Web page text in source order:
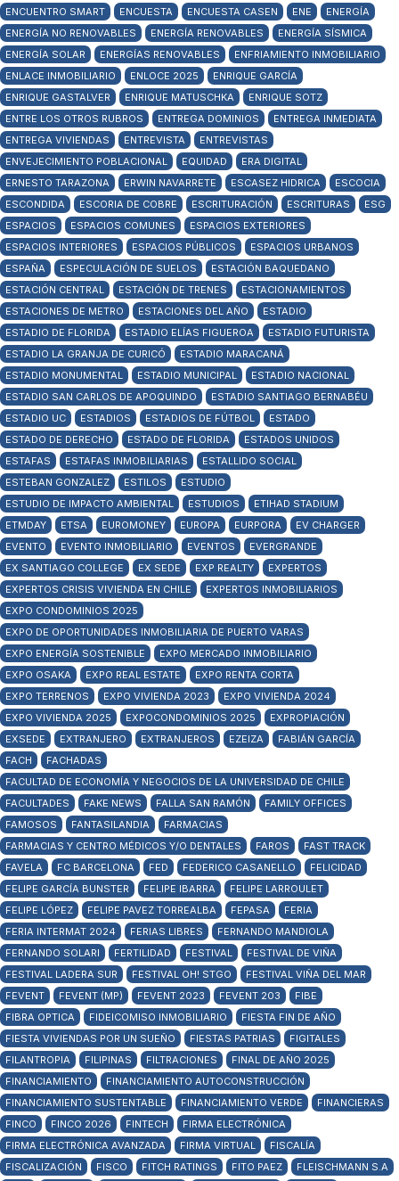
ENCUENTRO SMART
ENCUESTA ENCUESTA CASEN ENE
ENERGÍA
ENERGÍA NO RENOVABLES
ENERGÍA RENOVABLES
ENERGÍA SÍSMICA
ENERGÍA SOLAR
ENERGÍAS RENOVABLES
ENFRIAMIENTO INMOBILIARIO
ENLACE INMOBILIARIO
ENLOCE 2025
ENRIQUE GARCÍA
ENRIQUE GASTALVER
ENRIQUE MATUSCHKA
ENRIQUE SOTZ
ENTRE LOS OTROS RUBROS
ENTREGA DOMINIOS
ENTREGA INMEDIATA
ENTREGA VIVIENDAS
ENTREVISTA
ENTREVISTAS
ENVEJECIMIENTO POBLACIONAL
EQUIDAD
ERA DIGITAL
ERNESTO TARAZONA
ERWIN NAVARRETE ESCASEZ HIDRICA
ESCOCIA
ESCONDIDA
ESCORIA DE COBRE ESCRITURACIÓN ESCRITURAS
ESG
ESPACIOS
ESPACIOS COMUNES
ESPACIOS EXTERIORES
ESPACIOS INTERIORES
ESPACIOS PÚBLICOS
ESPACIOS URBANOS
ESPAÑA
ESPECULACIÓN DE SUELOS
ESTACIÓN BAQUEDANO
ESTACIÓN CENTRAL
ESTACIÓN DE TRENES
ESTACIONAMIENTOS
ESTACIONES DE METRO
ESTACIONES DEL AÑO
ESTADIO
ESTADIO DE FLORIDA
ESTADIO ELÍAS FIGUEROA
ESTADIO FUTURISTA
ESTADIO LA GRANJA DE CURICÓ
ESTADIO MARACANÁ
ESTADIO MONUMENTAL
ESTADIO MUNICIPAL
ESTADIO NACIONAL
ESTADIO SAN CARLOS DE APOQUINDO
ESTADIO SANTIAGO BERNABÉU
ESTADIO UC
ESTADIOS ESTADIOS DE FÚTBOL
ESTADO
ESTADO DE DERECHO
ESTADO DE FLORIDA
ESTADOS UNIDOS
ESTAFAS
ESTAFAS INMOBILIARIAS
ESTALLIDO SOCIAL
ESTEBAN GONZALEZ
ESTILOS
ESTUDIO
ESTUDIO DE IMPACTO AMBIENTAL
ESTUDIOS
ETIHAD STADIUM
ETMDAY
ETSA EUROMONEY EUROPA EURPORA
EV CHARGER
EVENTO
EVENTO INMOBILIARIO EVENTOS
EVERGRANDE
EX SANTIAGO COLLEGE
EX SEDE EXP REALTY
EXPERTOS
EXPERTOS CRISIS VIVIENDA EN CHILE
EXPERTOS INMOBILIARIOS
EXPO CONDOMINIOS 2025
EXPO DE OPORTUNIDADES INMOBILIARIA DE PUERTO VARAS
EXPO ENERGÍA SOSTENIBLE
EXPO MERCADO INMOBILIARIO
EXPO OSAKA
EXPO REAL ESTATE
EXPO RENTA CORTA
EXPO TERRENOS
EXPO VIVIENDA 2023
EXPO VIVIENDA 2024
EXPO VIVIENDA 2025
EXPOCONDOMINIOS 2025
EXPROPIACIÓN
EXSEDE
EXTRANJERO EXTRANJEROS EZEIZA
FABIÁN GARCÍA
FACH
FACHADAS
FACULTAD DE ECONOMÍA Y NEGOCIOS DE LA UNIVERSIDAD DE CHILE
FACULTADES
FAKE NEWS FALLA SAN RAMÓN
FAMILY OFFICES
FAMOSOS
FANTASILANDIA
FARMACIAS
FARMACIAS Y CENTRO MÉDICOS Y/O DENTALES
FAROS
FAST TRACK
FAVELA
FC BARCELONA FED FEDERICO CASANELLO
FELICIDAD
FELIPE GARCÍA BUNSTER
FELIPE IBARRA
FELIPE LARROULET
FELIPE LÓPEZ
FELIPE PAVEZ TORREALBA FEPASA
FERIA
FERIA INTERMAT 2024
FERIAS LIBRES
FERNANDO MANDIOLA
FERNANDO SOLARI
FERTILIDAD FESTIVAL
FESTIVAL DE VIÑA
FESTIVAL LADERA SUR
FESTIVAL OH! STGO
FESTIVAL VIÑA DEL MAR
FEVENT
FEVENT (MP) FEVENT 2023 FEVENT 203
FIBE
FIBRA OPTICA
FIDEICOMISO INMOBILIARIO
FIESTA FIN DE AÑO
FIESTA VIVIENDAS POR UN SUEÑO
FIESTAS PATRIAS
FIGITALES
FILANTROPIA
FILIPINAS FILTRACIONES
FINAL DE AÑO 2025
FINANCIAMIENTO
FINANCIAMIENTO AUTOCONSTRUCCIÓN
FINANCIAMIENTO SUSTENTABLE
FINANCIAMIENTO VERDE
FINANCIERAS
FINCO
FINCO 2026 FINTECH
FIRMA ELECTRÓNICA
FIRMA ELECTRÓNICA AVANZADA
FIRMA VIRTUAL
FISCALÍA
FISCALIZACIÓN
FISCO FITCH RATINGS FITO PAEZ
FLEISCHMANN S.A